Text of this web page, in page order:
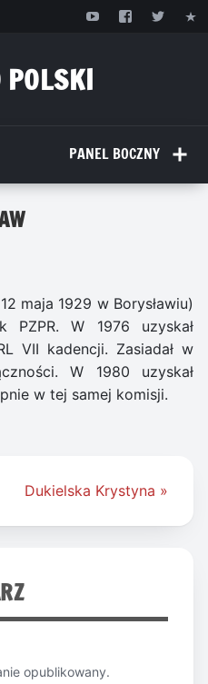
PANEL BOCZNY
maja 1929 w Borysławiu)
PZPR. W 1976 uzyskał
VII kadencji. Zasiadał w
W 1980 uzyskał
w tej samej komisji.
Dukielska Krystyna »
opublikowany.